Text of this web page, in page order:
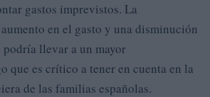
gastos imprevistos. La
en el gasto y una disminución
podría llevar a un mayor
que es crítico a tener en cuenta en la
de las familias españolas.